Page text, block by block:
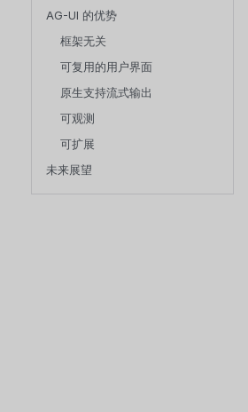
AG-UI 的优势
框架无关
可复用的用户界面
原生支持流式输出
可观测
可扩展
未来展望